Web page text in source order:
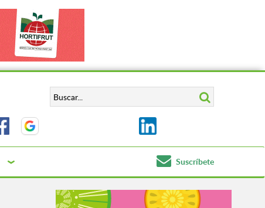
Suscríbete